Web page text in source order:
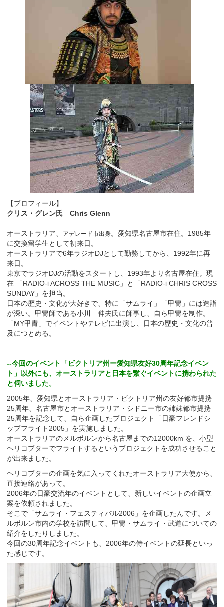
【プロフィール】
クリス・グレン氏 Chris Glenn
オーストラリア、 アデレード市出身。愛知県名古屋市在住。1985年
に交換留学生として初来日。
オーストラリアで6年ラジオDJとして勤務してから、1992年に再
来日。
東京でラジオDJの活動をスタートし、1993年より名古屋在住。現
在 「RADIO-i ACROSS THE MUSIC」と「RADIO-i CHRIS CROSS
SUNDAY」を担当。
日本の歴史・文化が大好きで、特に「サムライ」「甲冑」には造詣
が深い。甲冑師である小川 伸夫氏に師事し、自ら甲冑を制作。
「MY甲冑」でイベントやテレビに出演し、日本の歴史・文化の普
及につとめる。
--今回のイベント「ビクトリア州ー愛知県友好30周年記念イベン
ト」以外にも、オーストラリアと日本を繋ぐイベントに携わられた
と伺いました。
2005年、愛知県とオーストラリア・ビクトリア州の友好都市提携
25周年、名古屋市とオーストラリア・シドニー市の姉妹都市提携
25周年を記念して、自ら企画したプロジェクト「日豪フレンドシ
ップフライト2005」を実施しました。
オーストラリアのメルボルンから名古屋までの12000km を、小型
ヘリコプターでフライトするというプロジェクトを成功させること
が出来ました。
ヘリコプターの企画を気に入ってくれたオーストラリア大使から、
直接連絡があって。
2006年の日豪交流年のイベントとして、新しいイベントの企画立
案を依頼されました。
そこで「サムライ・フェスティバル2006」を企画したんです。メ
ルボルン市内の学校を訪問して、甲冑・サムライ・武道についての
紹介をしたりしました。
今回の30周年記念イベントも、2006年の侍イベントの延長といっ
た感じです。